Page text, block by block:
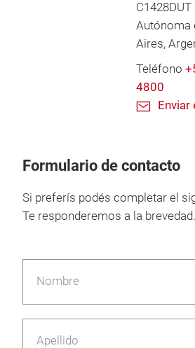
Autónoma
Aires,
Teléfono
4800
Enviar
Formulario de contacto
Si preferís podés completar el
Te responderemos a la brevedad.
Nombre
Apellido